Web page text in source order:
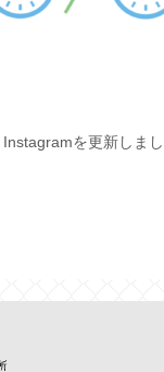
Instagramを更新しまし